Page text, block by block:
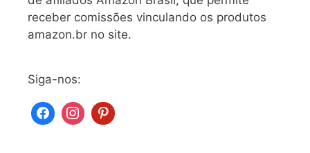
receber comissões vinculando os produtos
amazon.br no site.
Siga-nos: